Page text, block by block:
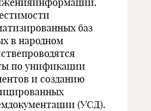
баз
в народном
по унификации
и созданию
(УСД).